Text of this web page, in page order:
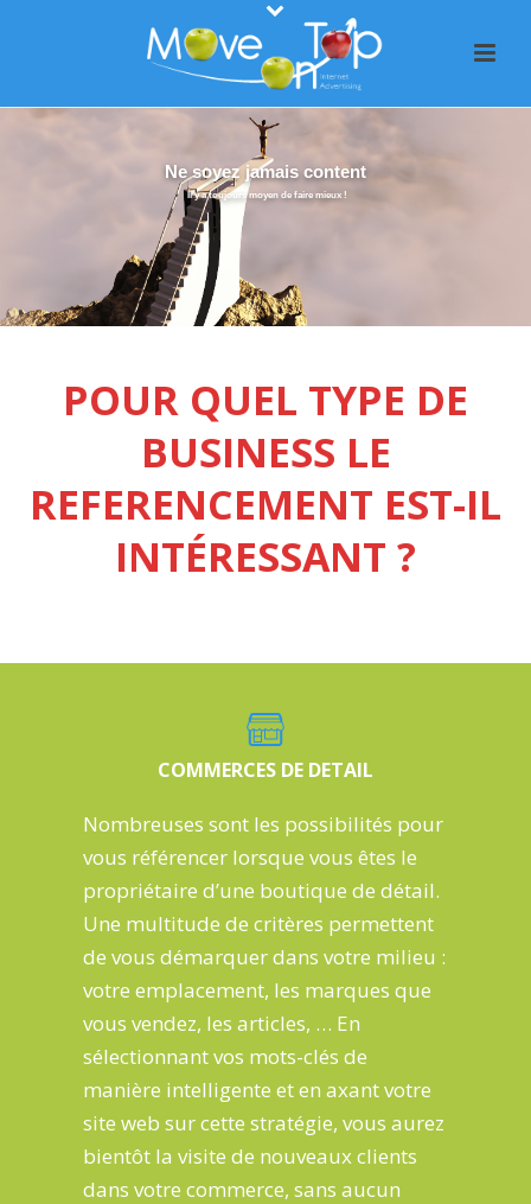
Ne soyez jamais content
Il y a toujours moyen de faire mieux !
POUR QUEL TYPE DE
BUSINESS LE
REFERENCEMENT EST-IL
INTÉRESSANT ?
COMMERCES DE DETAIL
Nombreuses sont les possibilités pour
vous référencer lorsque vous êtes le
propriétaire d’une boutique de détail.
Une multitude de critères permettent
de vous démarquerdans votre milieu :
votre emplacement, les marques que
vous vendez, les articles, … En
sélectionnant vos mots-clés de
manière intelligente et en axant votre
site web sur cette stratégie, vous aurez
bientôt la visite de nouveaux clients
dans votre commerce, sans aucun